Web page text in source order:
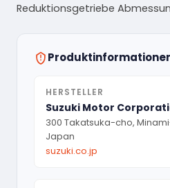
Reduktionsgetriebe
HERSTELLER
Suzuki Motor
300 Takatsuka-cho,
Japan
suzuki.co.jp